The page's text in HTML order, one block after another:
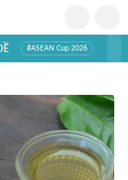
#ASEAN Cup 2026